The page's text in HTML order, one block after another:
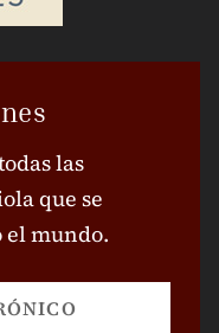
las
que se
el mundo.